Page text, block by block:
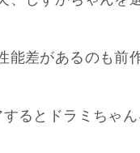
能差があるのも前
るとドラミちゃ